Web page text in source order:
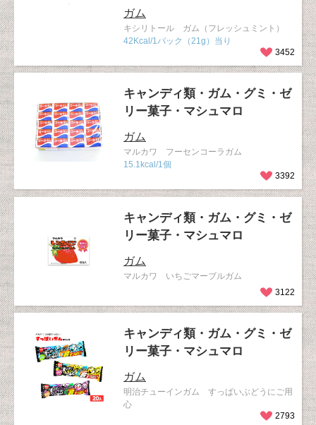
ガム
キシリトール ガム（フレッシュミント）
42Kcal/1パック（21g）当り
3452
キャンディ類・ガム・グミ・ゼ
リー菓子・マシュマロ
ガム
マルカワ フーセンコーラガム
15.1kcal/1個
3392
キャンディ類・ガム・グミ・ゼ
リー菓子・マシュマロ
ガム
マルカワ いちごマーブルガム
3122
キャンディ類・ガム・グミ・ゼ
リー菓子・マシュマロ
ガム
明治チューインガム すっぱいぶどうにご用
心
2793